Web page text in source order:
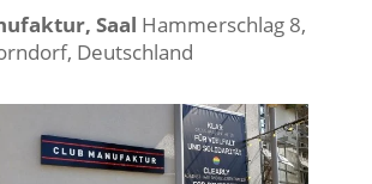
Saal Hammerschlag 8,
Deutschland